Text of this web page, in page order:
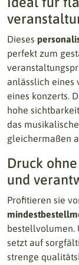
Dieses
perfekt zum
anlässlich eines
eines konzerts.
hohe
das
gleichermaßen
Druck
und
Profitieren sie
bestellvolumen.
setzt auf
strenge